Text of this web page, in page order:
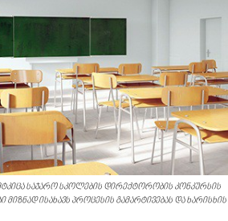
საჯარო სკოლების დირექტორობის კონკურსის
ისახავს პროცესის გამარტივებას და ხარისხის